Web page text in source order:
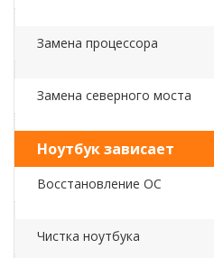
Замена процессора
Замена северного моста
Ноутбук зависает
Восстановление ОС
Чистка ноутбука